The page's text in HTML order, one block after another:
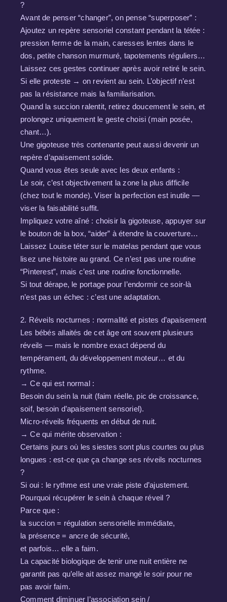
?
Avant de penser “changer”, on pense “superposer” :
Ajoutez un repère sensoriel constant pendant la tétée :
pression ferme de la main, caresses lentes dans le
dos, petite chanson murmuré, tapotements réguliers…
Laissez ces gestes continuer après avoir retiré le sein.
Si elle proteste → on revient au sein. L’objectif n’est
pas la résistance mais la familiarisation.
Quand la succion ralentit, retirez doucement le sein, et
prolongez uniquement le geste choisi (main posée,
chant…).
Une gigoteuse très contenante peut aussi devenir un
repère d’apaisement solide.
Quand vous êtes seule avec les deux enfants :
Le soir, c’est objectivement la zone la plus difficile
(chez tout le monde). Viser la perfection est inutile —
viser la faisabilité suffit.
Impliquez votre aîné : choisir la gigoteuse, appuyer sur
le bouton de la box, “aider” à étendre la couverture…
Laissez Louise téter sur le matelas pendant que vous
lisez une histoire au grand. Ce n’est pas une routine
“Pinterest”, mais c’est une routine fonctionnelle.
Si tout dérape, le portage pour l’endormir ce soir-là
n’est pas un échec : c’est une adaptation.
2. Réveils nocturnes : normalité et pistes d’apaisement
Les bébés allaités de cet âge ont souvent plusieurs
réveils — mais le nombre exact dépend du
tempérament, du développement moteur… et du
rythme.
→ Ce qui est normal :
Besoin du sein la nuit (faim réelle, pic de croissance,
soif, besoin d’apaisement sensoriel).
Micro-réveils fréquents en début de nuit.
→ Ce qui mérite observation :
Certains jours où les siestes sont plus courtes ou plus
longues : est-ce que ça change ses réveils nocturnes
?
Si oui : le rythme est une vraie piste d’ajustement.
Pourquoi récupérer le sein à chaque réveil ?
Parce que :
la succion = régulation sensorielle immédiate,
la présence = ancre de sécurité,
et parfois… elle a faim.
La capacité biologique de tenir une nuit entière ne
garantit pas qu’elle ait assez mangé le soir pour ne
pas avoir faim.
Comment diminuer l’association sein /